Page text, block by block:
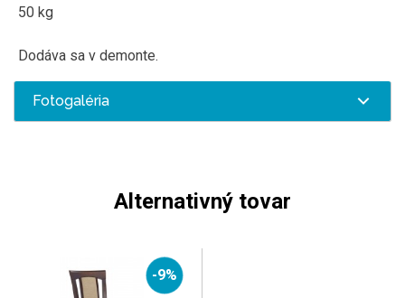
50 kg
Dodáva sa v demonte.
Fotogaléria
Alternativný tovar
-9%